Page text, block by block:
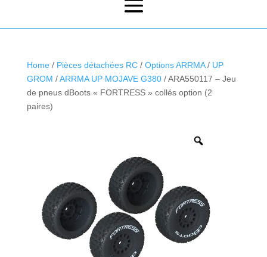
Home/ Pièces détachées RC/ Options ARRMA/ UP
GROM /ARRMA UP MOJAVE G380/ ARA550117 – Jeu
de pneus dBoots « FORTRESS » collés option (2
paires)